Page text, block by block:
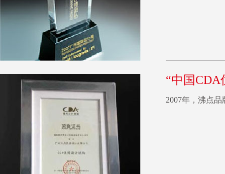
“中国CDA
2007年，沸点